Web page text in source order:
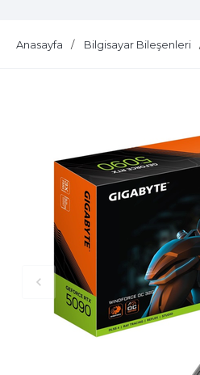
Anasayfa Bilgisayar Bileşenleri